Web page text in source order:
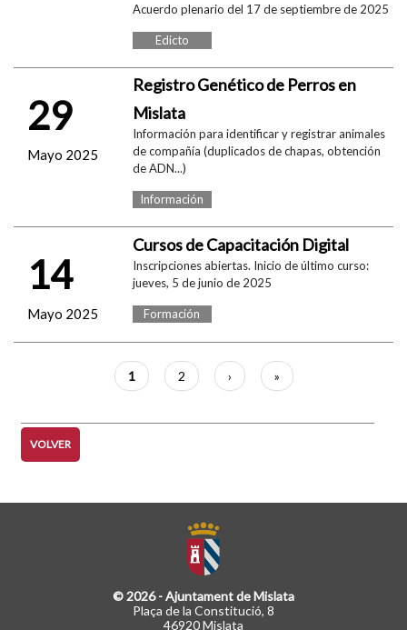
Acuerdo plenario del 17 de septiembre de 2025
Edicto
29
Mayo 2025
Registro Genético de Perros en
Mislata
Información para identificar y registrar animales
de compañía (duplicados de chapas, obtención
de ADN...)
Información
14
Mayo 2025
Cursos de Capacitación Digital
Inscripciones abiertas. Inicio de último curso:
jueves, 5 de junio de 2025
Formación
Página
actual
1 Página
2
Siguiente
página
›
Última
página
»
VOLVER
© 2026 - Ajuntament de Mislata
Plaça de la Constitució, 8
46920 Mislata